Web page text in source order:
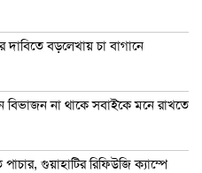
বড়লেখায় চা বাগানে
বিভাজন না থাকে সবাইকে মনে রাখতে
গুয়াহাটির রিফিউজি ক্যাম্পে